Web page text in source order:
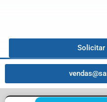
Solicitar